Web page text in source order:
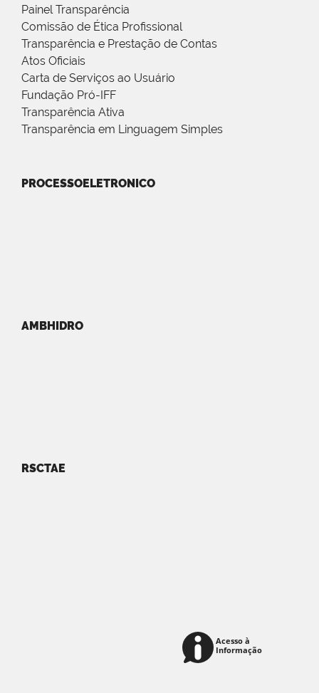
Painel Transparência
Comissão de Ética Profissional
Transparência e Prestação de Contas
Atos Oficiais
Carta de Serviços ao Usuário
Fundação Pró-IFF
Transparência Ativa
Transparência em Linguagem Simples
PROCESSOELETRONICO
AMBHIDRO
RSCTAE